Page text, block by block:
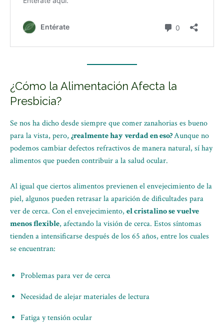
¿Cómo la Alimentación Afecta la
Presbicia?
Se nos ha dicho desde siempre que comer zanahorias es bueno
para la vista, pero, ¿realmente hay verdad en eso?Aunque no
podemos cambiar defectos refractivos de manera natural, sí hay
alimentos que pueden contribuir a la salud ocular.
Al igual que ciertos alimentos previenen el envejecimiento de la
piel, algunos pueden retrasar la aparición de dificultades para
ver de cerca. Con el envejecimiento, el cristalino se vuelve
menos flexible, afectando la visión de cerca. Estos síntomas
tienden a intensificarse después de los 65 años, entre los cuales
se encuentran:
Problemas para ver de cerca
Necesidad de alejar materiales de lectura
Fatiga y tensión ocular